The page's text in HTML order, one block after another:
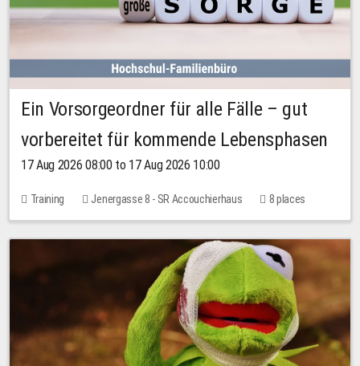
Ein Vorsorgeordner für alle Fälle – gut
vorbereitet für kommende Lebensphasen
17 Aug 2026 08:00 to 17 Aug 2026 10:00
Training Jenergasse 8 - SR Accouchierhaus 8 places